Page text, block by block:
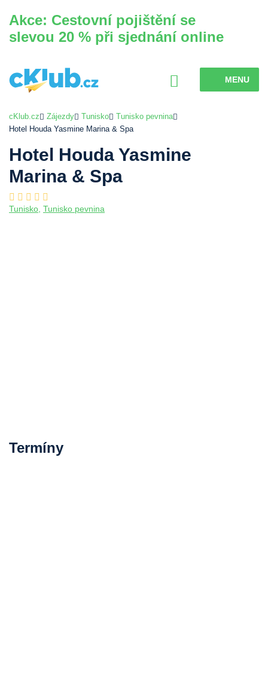
Akce: Cestovní pojištění se
slevou 20 % při sjednání online
MENU
cKlub.cz Zájezdy Tunisko
Tunisko pevnina
Hotel Houda Yasmine Marina & Spa
Hotel Houda Yasmine
Marina & Spa
Tunisko, Tunisko pevnina
Termíny